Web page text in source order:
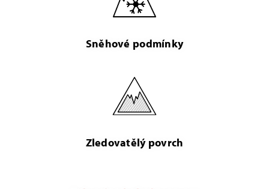
Sněhové podmínky
Zledovatělý povrch